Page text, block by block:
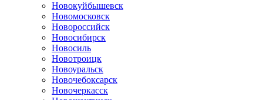
Новокуйбышевск
Новомосковск
Новороссийск
Новосибирск
Новосиль
Новотроицк
Новоуральск
Новочебоксарск
Новочеркасск